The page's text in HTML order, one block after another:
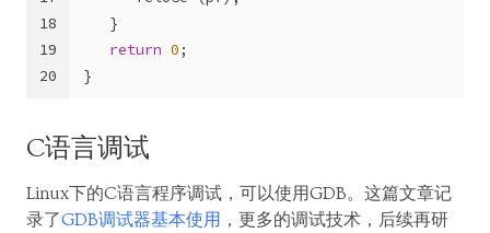
18
19
20
   }
return 0;
}
C语言调试
Linux下的C语言程序调试，可以使用GDB。这篇文章记
录了GDB调试器基本使用 ，更多的调试技术，后续再研